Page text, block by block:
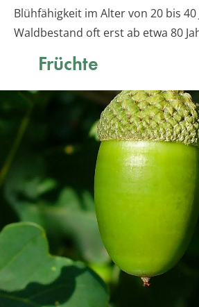
Blühfähigkeit im Alter von 20 bis 40
Waldbestand oft erst ab etwa 80
Früchte